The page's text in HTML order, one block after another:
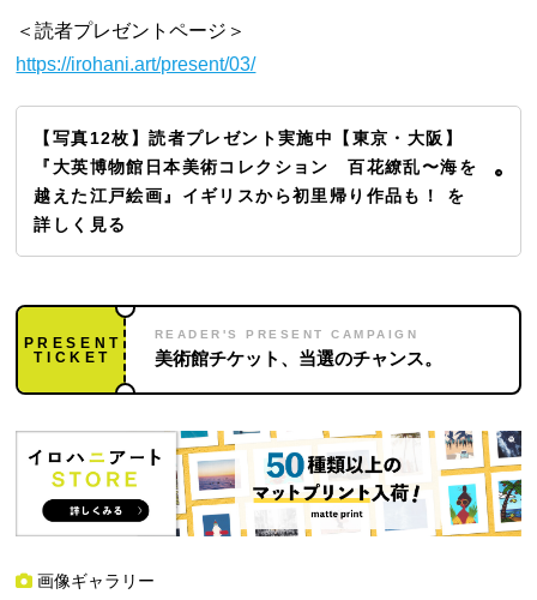
＜読者プレゼントページ＞
https://irohani.art/present/03/
【写真12枚】読者プレゼント実施中【東京・大阪】
『大英博物館日本美術コレクション 百花繚乱〜海を
越えた江戸絵画』イギリスから初里帰り作品も！ を
詳しく見る
PRESENT
TICKET
READER'S PRESENT CAMPAIGN
美術館チケット、当選のチャンス。
画像ギャラリー